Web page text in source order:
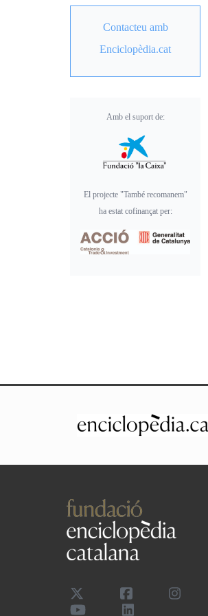
Contacteu amb
Enciclopèdia.cat
Amb el suport de:
El projecte "També recomanem"
ha estat cofinançat per: